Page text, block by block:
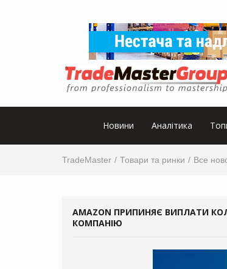
Новини Аналітика
TradeMaster Товари та ринки Все
AMAZON ПРИПИНЯЄ ВИПЛАТИ
КОМПАНІЮ